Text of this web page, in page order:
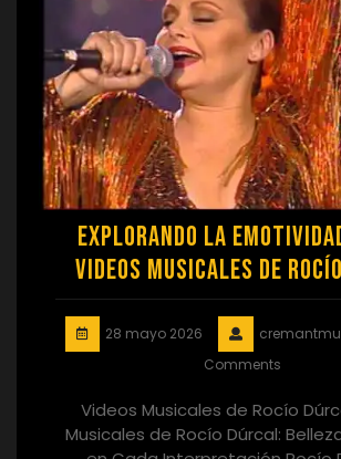
Explorando la
Videos Musicales de
28 mayo 2026
Comments
Videos Musicales de Rocío
Musicales de Rocío Dúrcal: